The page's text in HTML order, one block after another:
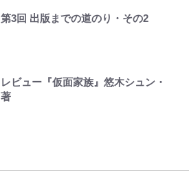
第3回 出版までの道のり・その2
レビュー『仮面家族』悠木シュン・
著
藤原紀香が23年間続けるボランテ
ポ【福島県福島市】
る「季節の虫」の探し方 vol.21】
買おうかな｣
手は【Jリーグ開幕｢初めての秋春
制｣の大激論】(4)
浅草は日本の心だゾ
ボーちゃんの一途な気持ちだゾ
公式-ヒロインが来る前に妊娠しま
公式-だって、あなたが浮気をした
ファミマと『VIVANT』第2シーズ
「まだ2枚しか描けてないんだよね
GLAY・TERU＆PUFFY大貫亜美
オダウエダ植田、「2年半で56kg
増」130㎏ボディに驚きと心配 過